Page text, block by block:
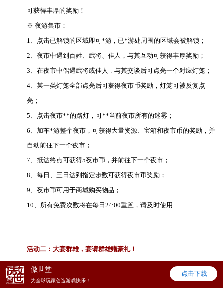
可获得丰厚的奖励！
※ 夜游集市：
1、点击已解锁的区域即可*游，已*游处周围的区域会被解锁；
2、夜市中遇到百姓、武将、佳人，与其互动可获得丰厚奖励；
3、在夜市中偶遇武将或佳人，与其交谈后可点亮一个对应灯笼；
4、某一类灯笼全部点亮后可获得夜市币奖励，灯笼可被反复点
亮；
5、点击夜市**的路灯，可**当前夜市所有的迷雾；
6、加车*游整个夜市，可获得大量资源、宝箱和夜市币的奖励，并
自动前往下一个夜市；
7、抵达终点可获得5夜市币，并前往下一个夜市；
8、每日、三日达到指定步数可获得夜市币奖励；
9、夜市币可用于商城购买物品；
10、所有免费次数将在每日24:00重置，请及时使用
活动二：大宴群雄，宴请群雄赠豪礼！
活动范围：7月24日（含）之前所有服
活动时间：7月31日23:10至8月2日23:00
傲世堂
为全球玩家创造游戏快乐！
点击下载